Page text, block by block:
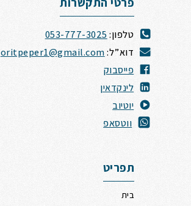
טלפון:053-777-3025
דוא”ל:oritpeper1@gmail.com
פייסבוק
לינקדאין
יוטיוב
ווטסאפ
תפריט
בית